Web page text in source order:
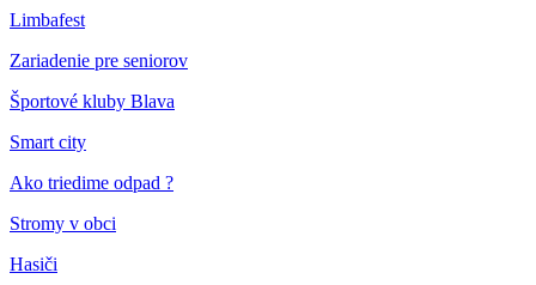
Limbafest
Zariadenie pre seniorov
Športové kluby Blava
Smart city
Ako triedime odpad ?
Stromy v obci
Hasiči